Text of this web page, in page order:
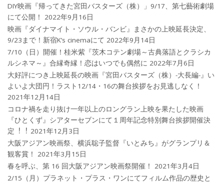
DIY映画『帰ってきた宮田バスターズ（株）」9/17、第七藝術劇場
にて公開！
2022年9月16日
映画『ダイナマイト・ソウル・バンビ』まさかの上映延長決定、
9/23まで！新宿K’s cinemaにて 2022年9月14日
7/10（日）開催！桂米紫『茨木コテン劇場～古典落語とクラシカ
ルシネマ～』合縁奇縁！恋はいつでも偶然に 2022年7月6日
大好評につき上映延長の映画『宮田バスターズ（株）-大長編-』い
よいよ大団円！ラスト12/14・16の舞台挨拶をお見逃しなく！
2021年12月14日
コロナ禍を⾛り抜け⼀年以上のロングラン上映を果たした映画
『ひとくず』シアターセブンにて１周年記念特別舞台挨拶開催決
定︕︕ 2021年12月3日
大阪アジアン映画祭、横浜聡子監督『いとみち』がグランプリ＆
観客賞！
2021年3月15日
春を呼ぶ、第 16 回大阪アジアン映画祭開催！
2021年3月4日
2/15（月）プラネット・プラス・ワンにてフィルム作品の歴史と